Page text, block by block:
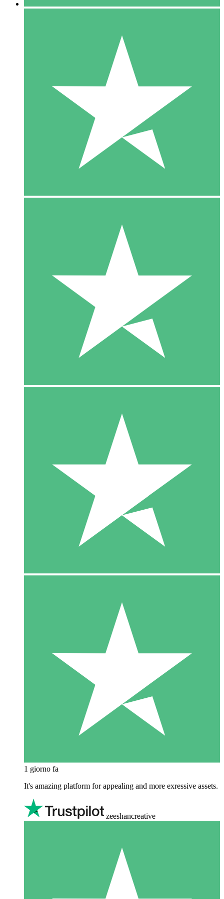
1 giorno fa
It's amazing platform for appealing and more exressive assets.
zeeshancreative